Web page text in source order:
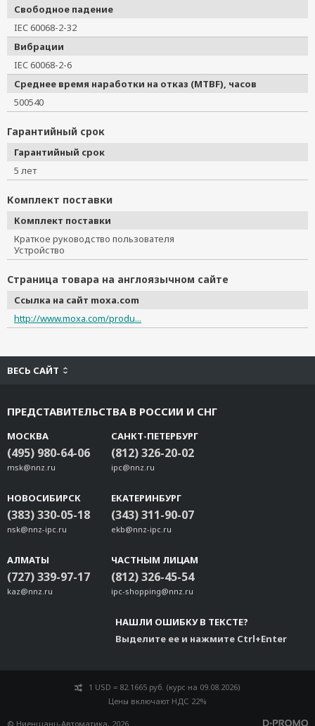
Свободное падение
IEC 60068-2-32
Вибрации
IEC 60068-2-6
Среднее время наработки на отказ (MTBF), часов
500540
Гарантийный срок
Гарантийный срок
5 лет
Комплект поставки
Комплект поставки
Краткое руководство пользователя
Устройство
Страница товара на англоязычном сайте
Ссылка на сайт moxa.com
http://www.moxa.com/produ...
ВЕСЬ САЙТ
ПРЕДСТАВИТЕЛЬСТВА В РОССИИ И СНГ
МОСКВА
(495) 980-64-06
msk@nnz.ru
САНКТ-ПЕТЕРБУРГ
(812) 326-20-02
ipc@nnz.ru
НОВОСИБИРСК
(383) 330-05-18
nsk@nnz-ipc.ru
ЕКАТЕРИНБУРГ
(343) 311-90-07
ekb@nnz-ipc.ru
АЛМАТЫ
(727) 339-97-17
kaz@nnz.ru
ЧАСТНЫМ ЛИЦАМ
(812) 326-45-54
ipc-shopping@nnz.ru
НАШЛИ ОШИБКУ В ТЕКСТЕ?
Выделите ее и нажмите Ctrl+Enter
1 USD = 82.1665 руб. (курс на 09.08.2026)
Цены включают НДС 22%
© Ниеншанц-Автоматика, 2026